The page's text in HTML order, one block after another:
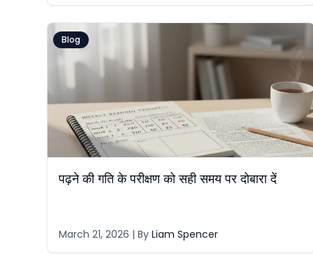
Blog
पढ़ने की गति के परीक्षण को सही समय पर दोबारा दें
March 21, 2026 | By Liam Spencer